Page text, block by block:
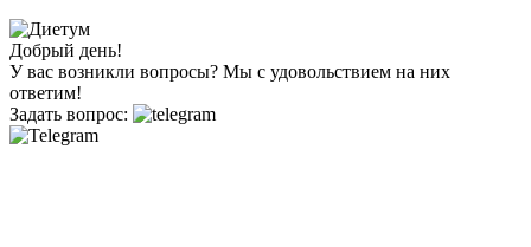
Добрый день!
У вас возникли вопросы? Мы с удовольствием на них
ответим!
Задать вопрос: